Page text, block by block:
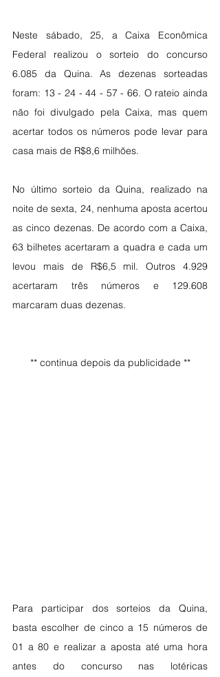
Neste sábado, 25, a Caixa Econômica
Federal realizou o sorteio do concurso
6.085 da Quina. As dezenas sorteadas
foram: 13 - 24 - 44 - 57 - 66. O rateio ainda
não foi divulgado pela Caixa, mas quem
acertar todos os números pode levar para
casa mais de R$8,6 milhões.
No último sorteio da Quina, realizado na
noite de sexta, 24, nenhuma aposta acertou
as cinco dezenas. De acordo com a Caixa,
63 bilhetes acertaram a quadra e cada um
levou mais de R$6,5 mil. Outros 4.929
acertaram três números e 129.608
marcaram duas dezenas.
** continua depois da publicidade **
Para participar dos sorteios da Quina,
basta escolher de cinco a 15 números de
01 a 80 e realizar a aposta até uma hora
antes do concurso nas lotéricas